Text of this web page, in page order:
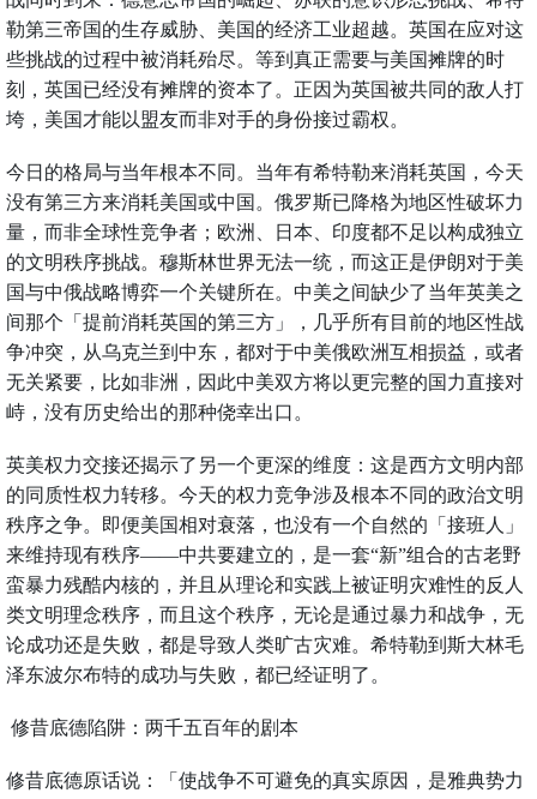
勒第三帝国的生存威胁、美国的经济工业超越。英国在应对这
些挑战的过程中被消耗殆尽。等到真正需要与美国摊牌的时
刻，英国已经没有摊牌的资本了。正因为英国被共同的敌人打
垮，美国才能以盟友而非对手的身份接过霸权。
今日的格局与当年根本不同。当年有希特勒来消耗英国，今天
没有第三方来消耗美国或中国。俄罗斯已降格为地区性破坏力
量，而非全球性竞争者；欧洲、日本、印度都不足以构成独立
的文明秩序挑战。穆斯林世界无法一统，而这正是伊朗对于美
国与中俄战略博弈一个关键所在。中美之间缺少了当年英美之
间那个「提前消耗英国的第三方」，几乎所有目前的地区性战
争冲突，从乌克兰到中东，都对于中美俄欧洲互相损益，或者
无关紧要，比如非洲，因此中美双方将以更完整的国力直接对
峙，没有历史给出的那种侥幸出口。
英美权力交接还揭示了另一个更深的维度：这是西方文明内部
的同质性权力转移。今天的权力竞争涉及根本不同的政治文明
秩序之争。即便美国相对衰落，也没有一个自然的「接班人」
来维持现有秩序——中共要建立的，是一套“新”组合的古老野
蛮暴力残酷内核的，并且从理论和实践上被证明灾难性的反人
类文明理念秩序，而且这个秩序，无论是通过暴力和战争，无
论成功还是失败，都是导致人类旷古灾难。希特勒到斯大林毛
泽东波尔布特的成功与失败，都已经证明了。
修昔底德陷阱：两千五百年的剧本
修昔底德原话说：「使战争不可避免的真实原因，是雅典势力